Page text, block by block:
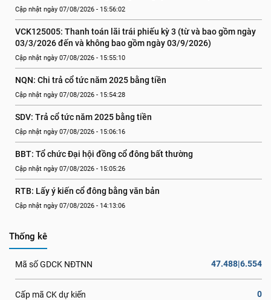
Cập nhật ngày 07/08/2026 - 15:56:02
VCK125005: Thanh toán lãi trái phiếu kỳ 3 (từ và bao gồm ngày
03/3/2026 đến và không bao gồm ngày 03/9/2026)
Cập nhật ngày 07/08/2026 - 15:55:10
NQN: Chi trả cổ tức năm 2025 bằng tiền
Cập nhật ngày 07/08/2026 - 15:54:28
SDV: Trả cổ tức năm 2025 bằng tiền
Cập nhật ngày 07/08/2026 - 15:06:16
BBT: Tổ chức Đại hội đồng cổ đông bất thường
Cập nhật ngày 07/08/2026 - 15:05:26
RTB: Lấy ý kiến cổ đông bằng văn bản
Cập nhật ngày 07/08/2026 - 14:13:06
Thống kê
Mã số GDCK NĐTNN 47.488|6.554
Cấp mã CK dự kiến 0